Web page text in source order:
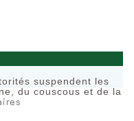
suspendent les
du couscous et de la